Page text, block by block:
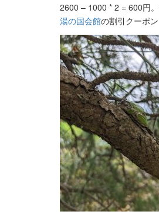
2600 – 1000 * 2 = 600円
湯の国会館の割引クーポ